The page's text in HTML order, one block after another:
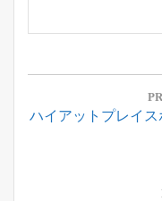
投
ナ
Previous
ハイアットプレイ